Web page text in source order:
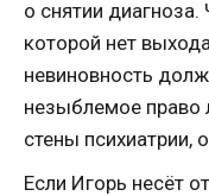
о снятии диагноза.
которой нет
невиновность
незыблемое право
стены психиатрии,
Если Игорь несёт